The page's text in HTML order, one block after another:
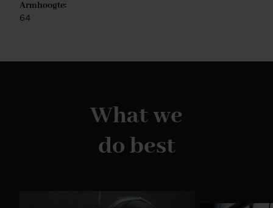
Armhoogte:
64
What we
do best